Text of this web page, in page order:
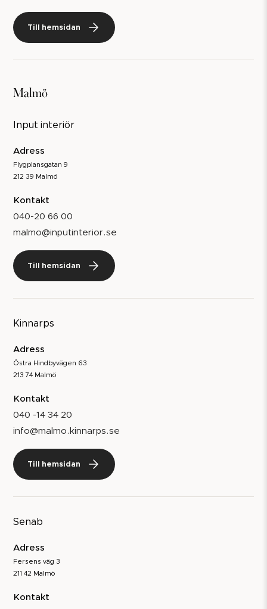
Till hemsidan
Malmö
Input interiör
Adress
Flygplansgatan 9
212 39 Malmö
Kontakt
040-20 66 00
malmo@inputinterior.se
Till hemsidan
Kinnarps
Adress
Östra Hindbyvägen 63
213 74 Malmö
Kontakt
040 -14 34 20
info@malmo.kinnarps.se
Till hemsidan
Senab
Adress
Fersens väg 3
211 42 Malmö
Kontakt